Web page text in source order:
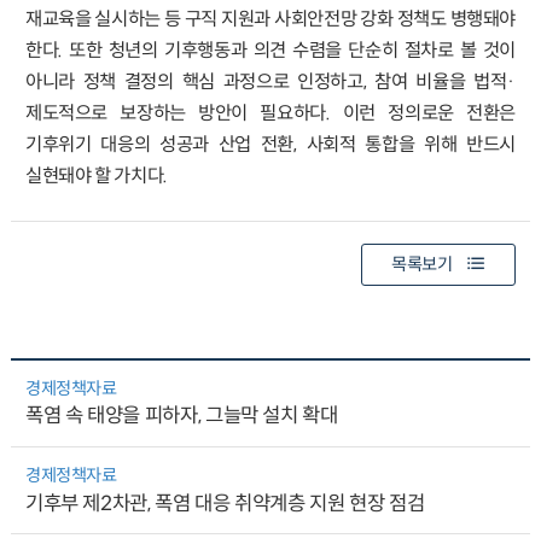
재교육을 실시하는 등 구직 지원과 사회안전망 강화 정책도 병행돼야
한다. 또한 청년의 기후행동과 의견 수렴을 단순히 절차로 볼 것이
아니라 정책 결정의 핵심 과정으로 인정하고, 참여 비율을 법적·
제도적으로 보장하는 방안이 필요하다. 이런 정의로운 전환은
기후위기 대응의 성공과 산업 전환, 사회적 통합을 위해 반드시
실현돼야 할 가치다.
목록보기
경제정책자료
폭염 속 태양을 피하자, 그늘막 설치 확대
경제정책자료
기후부 제2차관, 폭염 대응 취약계층 지원 현장 점검